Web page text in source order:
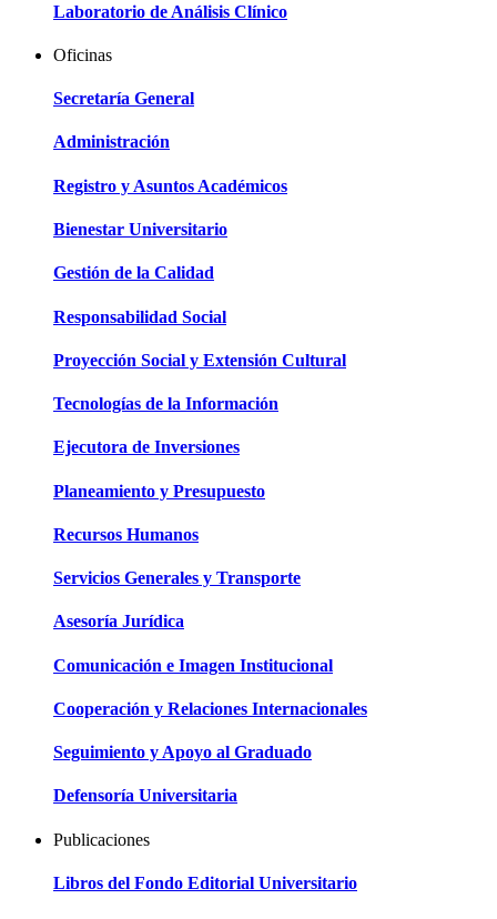
Laboratorio de Análisis Clínico
Oficinas
Secretaría General
Administración
Registro y Asuntos Académicos
Bienestar Universitario
Gestión de la Calidad
Responsabilidad Social
Proyección Social y Extensión Cultural
Tecnologías de la Información
Ejecutora de Inversiones
Planeamiento y Presupuesto
Recursos Humanos
Servicios Generales y Transporte
Asesoría Jurídica
Comunicación e Imagen Institucional
Cooperación y Relaciones Internacionales
Seguimiento y Apoyo al Graduado
Defensoría Universitaria
Publicaciones
Libros del Fondo Editorial Universitario